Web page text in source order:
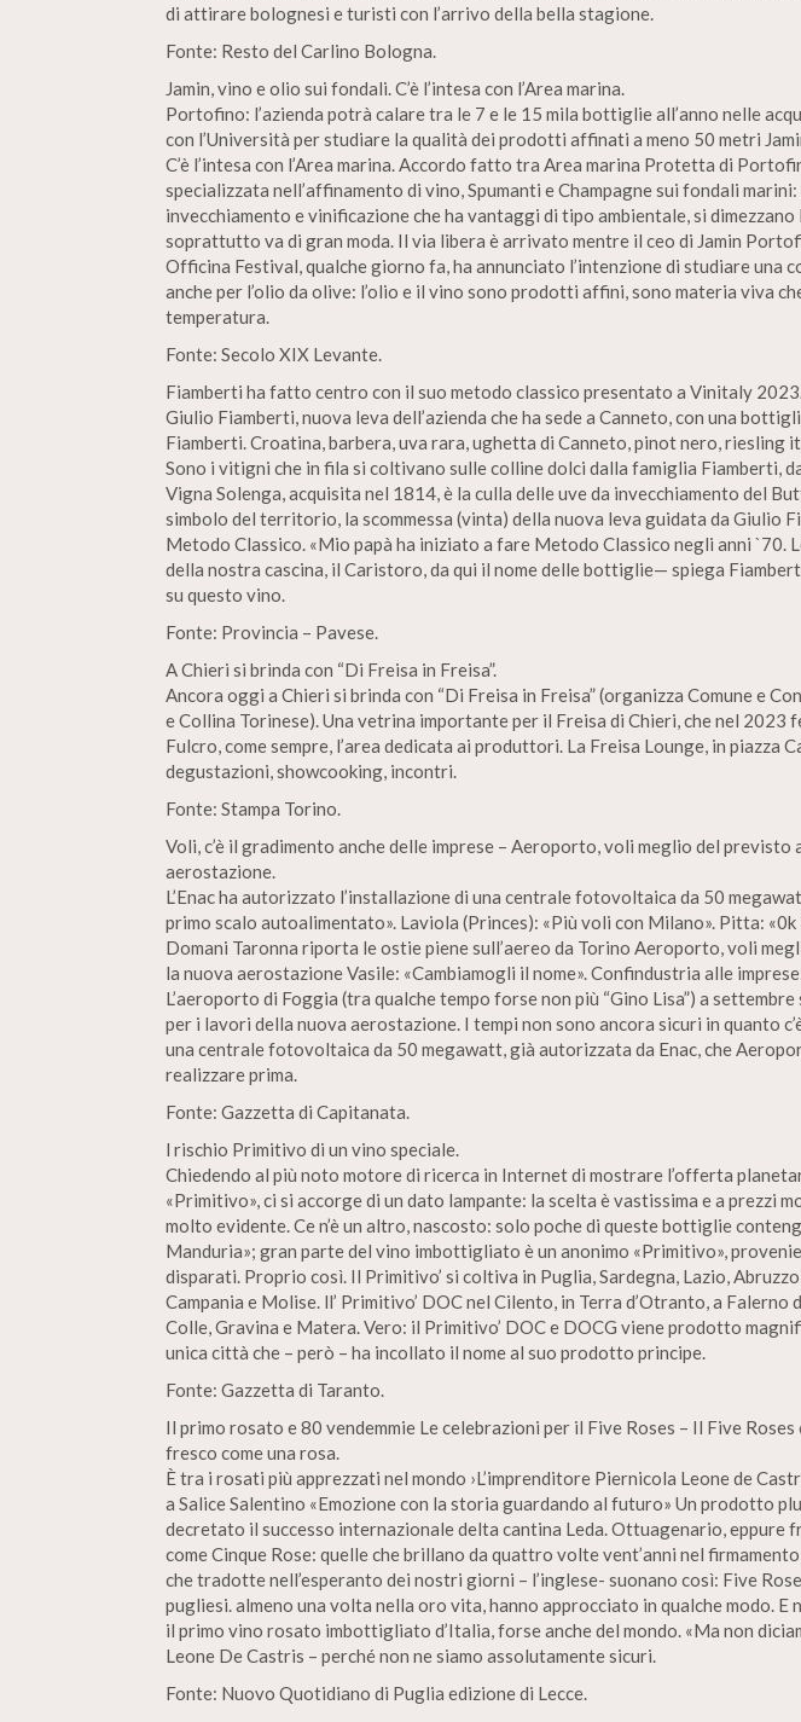
di attirare bolognesi e turisti con l’arrivo della bella stagione.
Fonte: Resto del Carlino Bologna.
Jamin, vino e olio sui fondali. C’è l’intesa con l’Area marina.
Portofino: l’azienda potrà calare tra le 7 e le 15 mila bottiglie all’anno nelle
con l’Università per studiare la qualità dei prodotti affinati a meno 50 metri
C’è l’intesa con l’Area marina. Accordo fatto tra Area marina Protetta di
specializzata nell’affinamento di vino, Spumanti e Champagne sui fondali marini:
invecchiamento e vinificazione che ha vantaggi di tipo ambientale, si dimezzano
soprattutto va di gran moda. Il via libera è arrivato mentre il ceo di Jamin
Officina Festival, qualche giorno fa, ha annunciato l’intenzione di studiare una
anche per l’olio da olive: l’olio e il vino sono prodotti affini, sono materia viva
temperatura.
Fonte: Secolo XIX Levante.
Fiamberti ha fatto centro con il suo metodo classico presentato a Vinitaly
Giulio Fiamberti, nuova leva dell’azienda che ha sede a Canneto, con una
Fiamberti. Croatina, barbera, uva rara, ughetta di Canneto, pinot nero, riesling
Sono i vitigni che in fila si coltivano sulle colline dolci dalla famiglia Fiamberti,
Vigna Solenga, acquisita nel 1814, è la culla delle uve da invecchiamento del
simbolo del territorio, la scommessa (vinta) della nuova leva guidata da Giulio
Metodo Classico. «Mio papà ha iniziato a fare Metodo Classico negli anni `70.
della nostra cascina, il Caristoro, da qui il nome delle bottiglie— spiega
su questo vino.
Fonte: Provincia – Pavese.
A Chieri si brinda con “Di Freisa in Freisa”.
Ancora oggi a Chieri si brinda con “Di Freisa in Freisa” (organizza Comune e
e Collina Torinese). Una vetrina importante per il Freisa di Chieri, che nel 2023
Fulcro, come sempre, l’area dedicata ai produttori. La Freisa Lounge, in piazza
degustazioni, showcooking, incontri.
Fonte: Stampa Torino.
Voli, c’è il gradimento anche delle imprese – Aeroporto, voli meglio del previsto
aerostazione.
L’Enac ha autorizzato l’installazione di una centrale fotovoltaica da 50
primo scalo autoalimentato». Laviola (Princes): «Più voli con Milano». Pitta:
Domani Taronna riporta le ostie piene sull’aereo da Torino Aeroporto, voli
la nuova aerostazione Vasile: «Cambiamogli il nome». Confindustria alle
L’aeroporto di Foggia (tra qualche tempo forse non più “Gino Lisa”) a
per i lavori della nuova aerostazione. I tempi non sono ancora sicuri in quanto
una centrale fotovoltaica da 50 megawatt, già autorizzata da Enac, che
realizzare prima.
Fonte: Gazzetta di Capitanata.
l rischio Primitivo di un vino speciale.
Chiedendo al più noto motore di ricerca in Internet di mostrare l’offerta
«Primitivo», ci si accorge di un dato lampante: la scelta è vastissima e a prezzi
molto evidente. Ce n’è un altro, nascosto: solo poche di queste bottiglie
Manduria»; gran parte del vino imbottigliato è un anonimo «Primitivo»,
disparati. Proprio così. Il Primitivo’ si coltiva in Puglia, Sardegna, Lazio,
Campania e Molise. ll’ Primitivo’ DOC nel Cilento, in Terra d’Otranto, a Falerno
Colle, Gravina e Matera. Vero: il Primitivo’ DOC e DOCG viene prodotto
unica città che – però – ha incollato il nome al suo prodotto principe.
Fonte: Gazzetta di Taranto.
Il primo rosato e 80 vendemmie Le celebrazioni per il Five Roses – Il Five Roses
fresco come una rosa.
È tra i rosati più apprezzati nel mondo ›L’imprenditore Piernicola Leone de
a Salice Salentino «Emozione con la storia guardando al futuro» Un prodotto
decretato il successo internazionale delta cantina Leda. Ottuagenario, eppure
come Cinque Rose: quelle che brillano da quattro volte vent’anni nel
che tradotte nell’esperanto dei nostri giorni – l’inglese- suonano così: Five
pugliesi. almeno una volta nella oro vita, hanno approcciato in qualche modo. E
il primo vino rosato imbottigliato d’Italia, forse anche del mondo. «Ma non
Leone De Castris – perché non ne siamo assolutamente sicuri.
Fonte: Nuovo Quotidiano di Puglia edizione di Lecce.